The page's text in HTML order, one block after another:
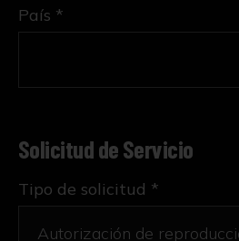
País *
Solicitud de Servicio
Tipo de solicitud *